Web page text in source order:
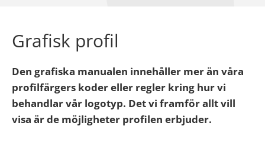
Grafisk profil
Den grafiska manualen innehåller mer än våra
profilfärgers koder eller regler kring hur vi
behandlar vår logotyp. Det vi framför allt vill
visa är de möjligheter profilen erbjuder.